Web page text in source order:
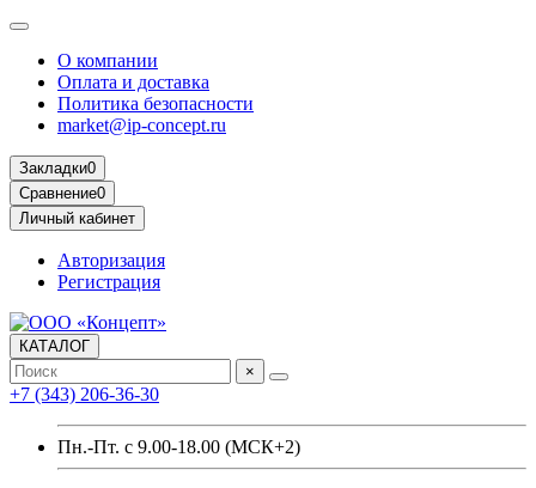
О компании
Оплата и доставка
Политика безопасности
market@ip-concept.ru
Закладки0
Сравнение0
Личный кабинет
Авторизация
Регистрация
КАТАЛОГ
×
+7 (343) 206-36-30
Пн.-Пт. с 9.00-18.00 (МСК+2)